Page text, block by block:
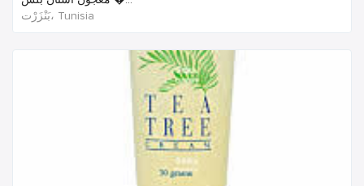
بَنْزَرْت‎، Tunisia